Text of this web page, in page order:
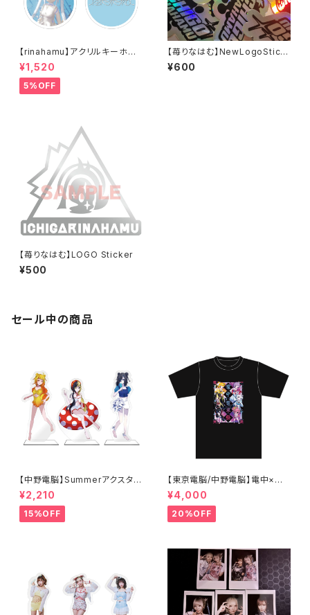
【rinahamu】アクリルキーホル
ダー
¥1,520
5%OFF
【苺りなはむ】NewLogoStick
er
¥600
【苺りなはむ】LOGO Sticker
¥500
セール中の商品
【中野電脳】Summerアクスタ
（Character Ver.）
¥2,210
15%OFF
【東京電脳/中野電脳】電中×電
東祭 イベント限定Tシャツ（通常
ver.）
¥4,000
20%OFF